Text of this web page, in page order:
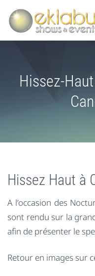
Hissez-
Hissez Haut à
A l’occasion des
sont rendu sur la
afin de présenter le
Retour en images sur